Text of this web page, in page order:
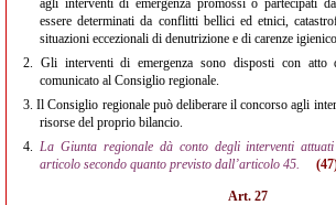
agli interventi di emergenza promossi o partecipati
essere determinati da conflitti bellici ed etnici,
situazioni eccezionali di denutrizione e di carenze
2. Gli interventi di emergenza sono disposti con atto
comunicato al Consiglio regionale.
3. Il Consiglio regionale può deliberare il concorso agli
risorse del proprio bilancio.
4. La Giunta regionale dà conto degli interventi
articolo secondo quanto previsto dall’articolo 45.
Art. 27